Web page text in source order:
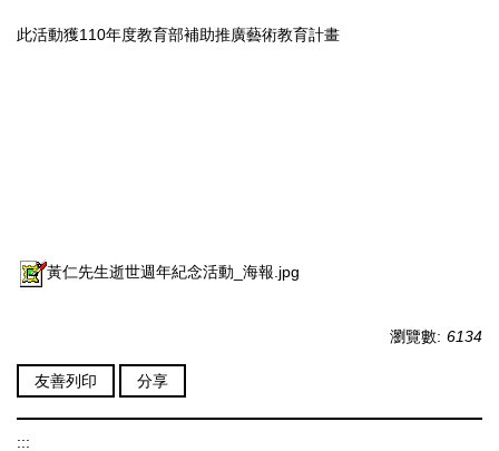
此活動獲110年度教育部補助推廣藝術教育計畫
黃仁先生逝世週年紀念活動_海報.jpg
瀏覽數: 6134
友善列印 分享
:::